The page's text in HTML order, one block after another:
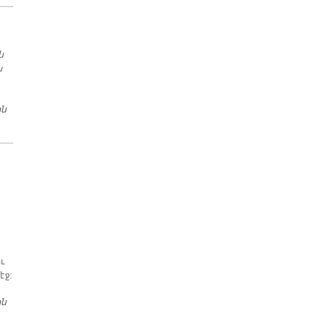
ՅԻՍՈՒՍ՝ ԲԺԻ՛ՇԿ
«ՄՈՌՆԱԼ» ԸՍԵԼԸ ՅԻՇԵԼԸ ՑՈՑ ՉԻ՞ ՏԱՐ